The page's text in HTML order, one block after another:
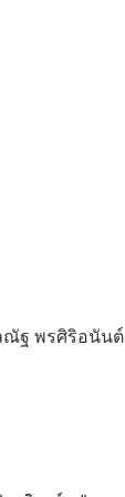
ณัฐ พรศิริอนันต์